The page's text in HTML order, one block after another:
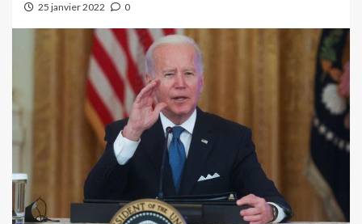
25 janvier 2022 0